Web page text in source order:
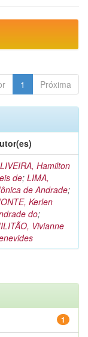
1 Próxima
Hamilton
de; LIMA,
de Andrade;
Kerlen
do;
Vivianne
1